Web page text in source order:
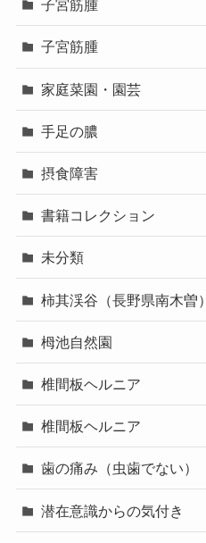
子宮筋腫
子宮筋腫
家庭菜園・園芸
手足の膿
摂食障害
書籍コレクション
未分類
柿其渓谷（長野県南木曽）
栂池自然園
椎間板ヘルニア
椎間板ヘルニア
歯の痛み（虫歯でない）
潜在意識からの気付き